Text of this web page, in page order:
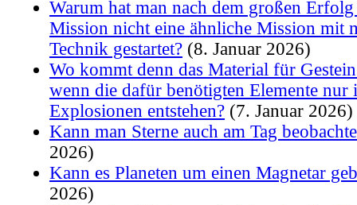
Warum hat man nach dem großen
Mission nicht eine ähnliche Mission mit
Technik gestartet? (8. Januar 2026)
Wo kommt denn das Material für
wenn die dafür benötigten Elemente nur
Explosionen entstehen? (7. Januar 2026)
Kann man Sterne auch am Tag
2026)
Kann es Planeten um einen Magnetar
2026)